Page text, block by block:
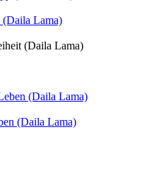
(Daila Lama)
(Daila Lama)
(Daila Lama)